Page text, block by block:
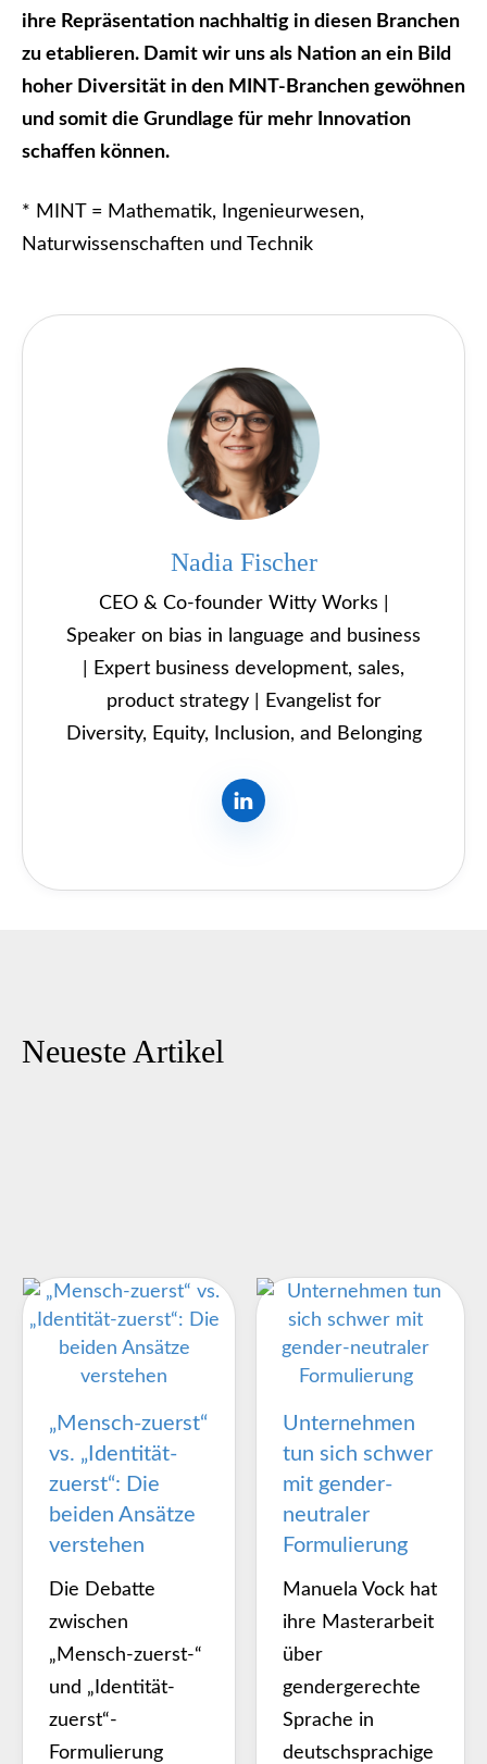
ihre Repräsentation nachhaltig in diesen Branchen
zu etablieren. Damit wir uns als Nation an ein Bild
hoher Diversität in den MINT-Branchen gewöhnen
und somit die Grundlage für mehr Innovation
schaffen können.
* MINT = Mathematik, Ingenieurwesen,
Naturwissenschaften und Technik
Nadia Fischer
CEO & Co-founder Witty Works |
Speaker on bias in language and business
| Expert business development, sales,
product strategy | Evangelist for
Diversity, Equity, Inclusion, and Belonging
Neueste Artikel
„Mensch-zuerst“
vs. „Identität-
zuerst“: Die
beiden Ansätze
verstehen
Die Debatte
zwischen
„Mensch-zuerst-“
und „Identität-
zuerst“-
Formulierung
Unternehmen
tun sich schwer
mit gender-
neutraler
Formulierung
Manuela Vock hat
ihre Masterarbeit
über
gendergerechte
Sprache in
deutschsprachige